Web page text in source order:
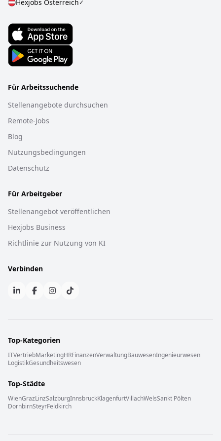
Hexjobs Österreich✓
Für Arbeitssuchende
Stellenangebote durchsuchen
Remote-Jobs
Blog
Nutzungsbedingungen
Datenschutz
Für Arbeitgeber
Stellenangebot veröffentlichen
Hexjobs Business
Richtlinie zur Nutzung von KI
Verbinden
Top-Kategorien
ITVertriebMarketingHRFinanzenVerwaltungBauwesenIngenieurwesen
LogistikGesundheitswesen
Top-Städte
WienGrazLinzSalzburgInnsbruckKlagenfurtVillachWelsSankt Pölten
DornbirnSteyrFeldkirch